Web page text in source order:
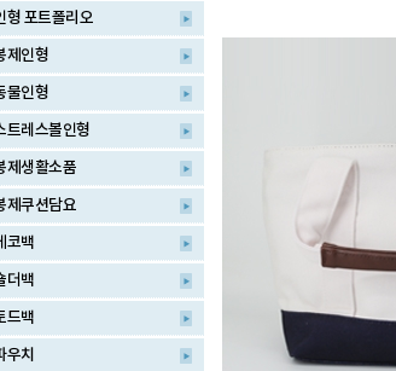
형 포트폴리오
제인형
물인형
트레스볼인형
제생활소품
제쿠션담요
코백
더백
드백
우치